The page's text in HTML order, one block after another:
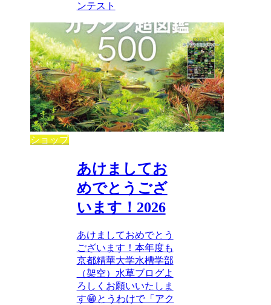
ンテスト
ショップ
あけましてお
めでとうござ
います！2026
あけましておめでとう
ございます！本年度も
京都精華大学水槽学部
（架空）水草ブログよ
ろしくお願いいたしま
す😁とうわけで「アク